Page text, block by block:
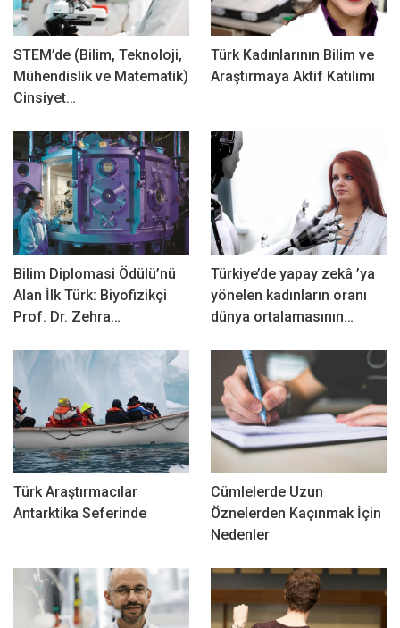
STEM’de (Bilim, Teknoloji,
Mühendislik ve Matematik)
Cinsiyet…
Türk Kadınlarının Bilim ve
Araştırmaya Aktif Katılımı
Bilim Diplomasi Ödülü’nü
Alan İlk Türk: Biyofizikçi
Prof. Dr. Zehra…
Türkiye’de yapay zekâ ’ya
yönelen kadınların oranı
dünya ortalamasının…
Türk Araştırmacılar
Antarktika Seferinde
Cümlelerde Uzun
Öznelerden Kaçınmak İçin
Nedenler